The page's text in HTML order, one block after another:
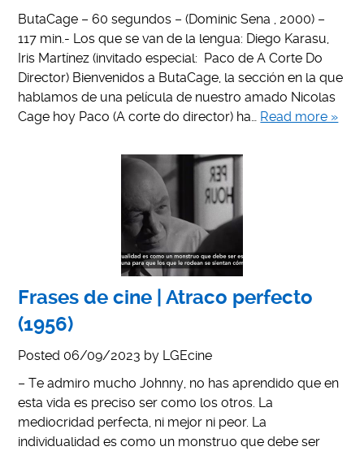
ButaCage – 60 segundos – (Dominic Sena , 2000) –
117 min.- Los que se van de la lengua: Diego Karasu,
Iris Martínez (invitado especial: Paco de A Corte Do
Director) Bienvenidos a ButaCage, la sección en la que
hablamos de una película de nuestro amado Nicolas
Cage hoy Paco (A corte do director) ha… Read more »
Frases de cine | Atraco perfecto
(1956)
Posted 06/09/2023 by LGEcine
– Te admiro mucho Johnny, no has aprendido que en
esta vida es preciso ser como los otros. La
mediocridad perfecta, ni mejor ni peor. La
individualidad es como un monstruo que debe ser